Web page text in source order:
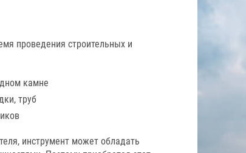
проведения строительных и
камне
труб
инструмент может обладать